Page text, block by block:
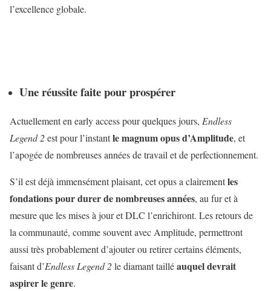
l’excellence globale.
Une réussite faite pour prospérer
Actuellement en early access pour quelques jours, Endless
Legend 2est pour l’instantle magnum opus d’Amplitude, et
l’apogée de nombreuses années de travail et de perfectionnement.
S’il est déjà immensément plaisant, cet opus a clairementles
fondations pour durer de nombreuses années, au fur et à
mesure que les mises à jour et DLC l’enrichiront. Les retours de
la communauté, comme souvent avec Amplitude, permettront
aussi très probablement d’ajouter ou retirer certains éléments,
faisant d’Endless Legend 2le diamant tailléauquel devrait
aspirer le genre.